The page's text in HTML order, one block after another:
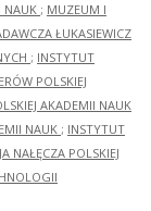
NAUK ; MUZEUM I
ŁUKASIEWICZ
; INSTYTUT
POLSKIEJ
AKADEMII NAUK
NAUK ; INSTYTUT
NAŁĘCZA POLSKIEJ